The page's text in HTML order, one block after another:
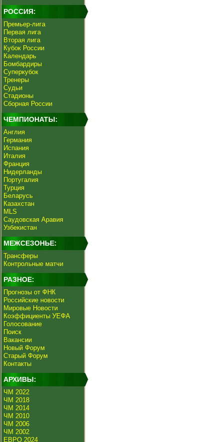
РОССИЯ:
Премьер-лига
Первая лига
Вторая лига
Кубок России
Календарь
Бомбардиры
Суперкубок
Тренеры
Судьи
Стадионы
Сборная России
ЧЕМПИОНАТЫ:
Англия
Германия
Испания
Италия
Франция
Нидерланды
Португалия
Турция
Беларусь
Казахстан
MLS
Саудовская Аравия
Узбекистан
МЕЖСЕЗОНЬЕ:
Трансферы
Контрольные матчи
РАЗНОЕ:
Прогнозы от ФНК
Российские новости
Мировые Новости
Коэффициенты УЕФА
Голосование
Поиск
Вакансии
Новый Форум
Старый Форум
Контакты
АРХИВЫ:
ЧМ 2022
ЧМ 2018
ЧМ 2014
ЧМ 2010
ЧМ 2006
ЧМ 2002
ЕВРО 2024